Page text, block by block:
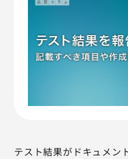
AGESTの強み
セミナー・イベント
テスト結果がドキュメン